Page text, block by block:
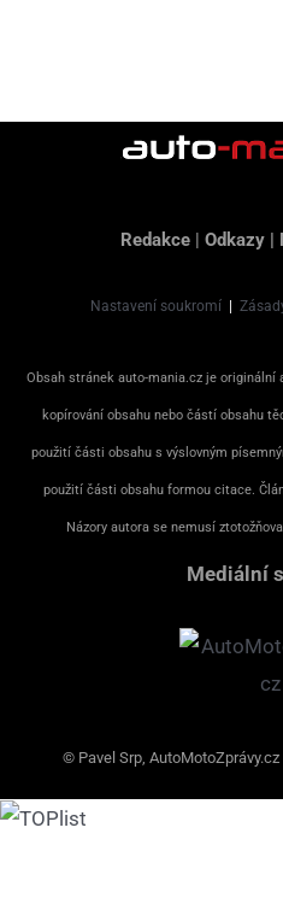
Redakce | Odkazy |
Nastavení soukromí
Obsah stránek auto-mania.cz je
kopírování obsahu nebo částí obsahu
použití části obsahu s výslovným
použití části obsahu formou citace.
Názory autora se nemusí
Mediální
© Pavel Srp,